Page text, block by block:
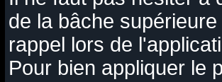
de la bâche
rappel lors de
Pour bien appliquer le